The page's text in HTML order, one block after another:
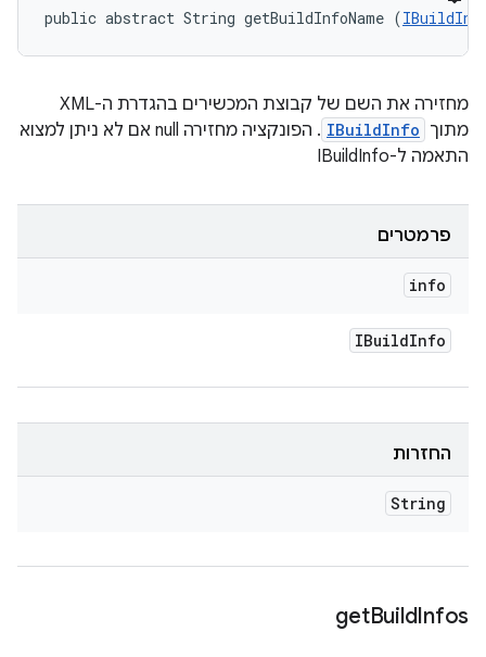
public abstract String getBuildInfoName (
מחזירה את השם של קבוצת המכשירים בהגדרת ה-XML
מתוך IBuildInfo
. הפונקציה מחזירה null אם לא ניתן למצוא
התאמה ל-IBuildInfo
פרמטרים
info
IBuildInfo
החזרות
String
getBuildInfos